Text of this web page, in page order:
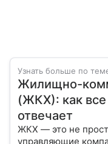
Узнать больше по
Жилищно-
(ЖКХ): как все
отвечает
ЖКХ — это не
управляющие